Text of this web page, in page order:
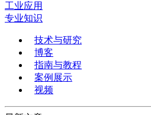
工业应用
专业知识
技术与研究
博客
指南与教程
案例展示
视频